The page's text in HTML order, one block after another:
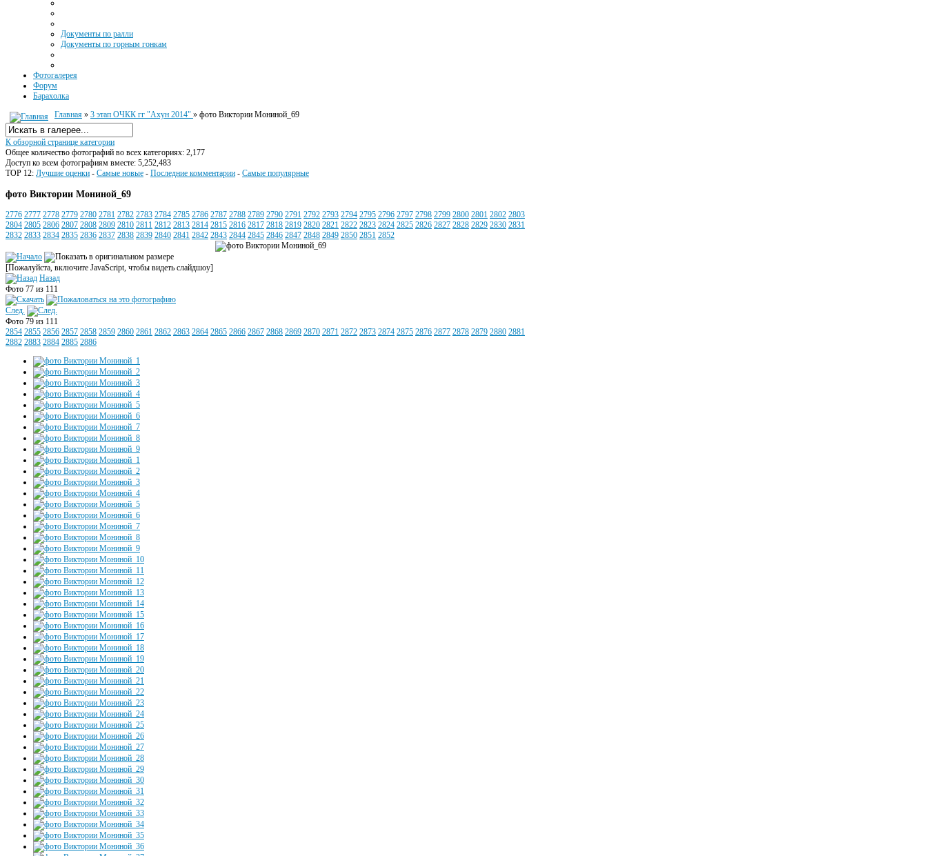
Документы по ралли
Документы по горным гонкам
Фотогалерея
Форум
Барахолка
Главная » 3 этап ОЧКК гг "Ахун 2014" » фото Виктории Мониной_69
К обзорной странице категории
Общее количество фотографий во всех категориях: 2,177
Доступ ко всем фотографиям вместе: 5,252,483
TOP 12: Лучшие оценки - Самые новые - Последние комментарии - Самые популярные
фото Виктории Мониной_69
2776 2777 2778 2779 2780 2781 2782 2783 2784 2785 2786 2787 2788 2789 2790 2791 2792 2793 2794 2795 2796 2797 2798 2799 2800 2801 2802 2803
2804 2805 2806 2807 2808 2809 2810 2811 2812 2813 2814 2815 2816 2817 2818 2819 2820 2821 2822 2823 2824 2825 2826 2827 2828 2829 2830 2831
2832 2833 2834 2835 2836 2837 2838 2839 2840 2841 2842 2843 2844 2845 2846 2847 2848 2849 2850 2851 2852
[Пожалуйста, включите JavaScript, чтобы видеть слайдшоу]
Назад
Фото 77 из 111
След.
Фото 79 из 111
2854 2855 2856 2857 2858 2859 2860 2861 2862 2863 2864 2865 2866 2867 2868 2869 2870 2871 2872 2873 2874 2875 2876 2877 2878 2879 2880 2881
2882 2883 2884 2885 2886